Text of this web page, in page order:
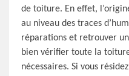
de toiture. En effet,
au niveau des traces
réparations et retrouver
bien vérifier toute la
nécessaires. Si vous